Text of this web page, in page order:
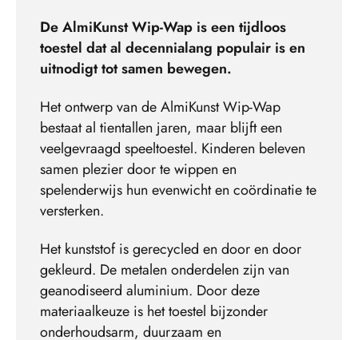
De AlmiKunst Wip-Wap is een tijdloos
toestel dat al decennialang populair is en
uitnodigt tot samen bewegen.
Het ontwerp van de AlmiKunst Wip-Wap
bestaat al tientallen jaren, maar blijft een
veelgevraagd speeltoestel. Kinderen beleven
samen plezier door te wippen en
spelenderwijs hun evenwicht en coördinatie te
versterken.
Het kunststof is gerecycled en door en door
gekleurd. De metalen onderdelen zijn van
geanodiseerd aluminium. Door deze
materiaalkeuze is het toestel bijzonder
onderhoudsarm, duurzaam en